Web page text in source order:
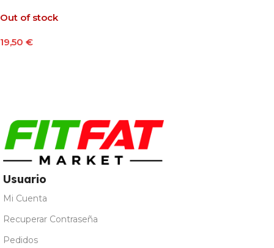
Out of stock
19,50 €
Usuario
Mi Cuenta
Recuperar Contraseña
Pedidos